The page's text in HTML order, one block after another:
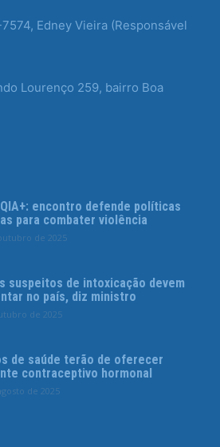
Edney Vieira (Responsável
Lourenço 259, bairro Boa
encontro defende políticas
para combater violência
de 2025
suspeitos de intoxicação devem
no país, diz ministro
de 2025
de saúde terão de oferecer
contraceptivo hormonal
de 2025